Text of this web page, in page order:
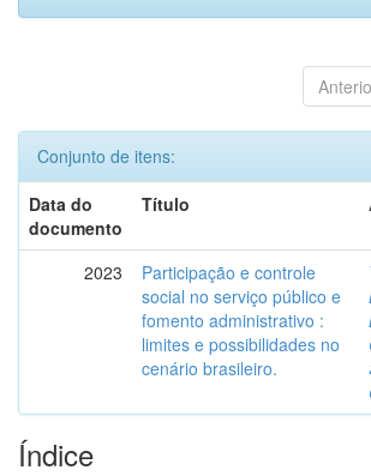
Conjunto de itens:
Data do
documento
Título
2023
Participação e controle
social no serviço público e
fomento administrativo :
limites e possibilidades no
cenário brasileiro.
Índice